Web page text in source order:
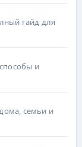
гайд для
и
семьи и